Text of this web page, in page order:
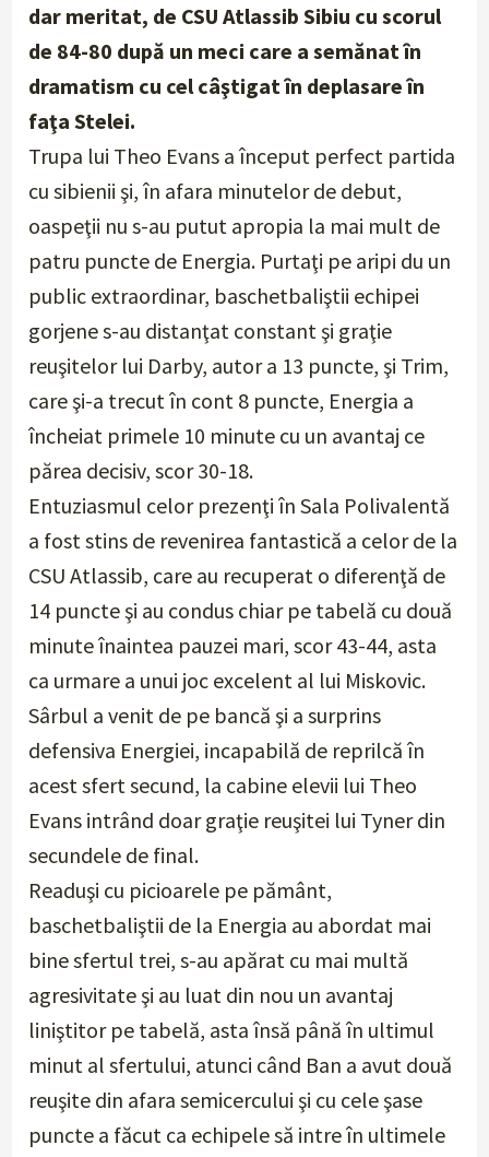
dar meritat, de CSU Atlassib Sibiu cu scorul
de 84-80 după un meci care a semănat în
dramatism cu cel câştigat în deplasare în
faţa Stelei.
Trupa lui Theo Evans a început perfect partida
cu sibienii şi, în afara minutelor de debut,
oaspeţii nu s-au putut apropia la mai mult de
patru puncte de Energia. Purtaţi pe aripi du un
public extraordinar, baschetbaliştii echipei
gorjene s-au distanţat constant şi graţie
reuşitelor lui Darby, autor a 13 puncte, şi Trim,
care şi-a trecut în cont 8 puncte, Energia a
încheiat primele 10 minute cu un avantaj ce
părea decisiv, scor 30-18.
Entuziasmul celor prezenţi în Sala Polivalentă
a fost stins de revenirea fantastică a celor de la
CSU Atlassib, care au recuperat o diferenţă de
14 puncte şi au condus chiar pe tabelă cu două
minute înaintea pauzei mari, scor 43-44, asta
ca urmare a unui joc excelent al lui Miskovic.
Sârbul a venit de pe bancă şi a surprins
defensiva Energiei, incapabilă de reprilcă în
acest sfert secund, la cabine elevii lui Theo
Evans intrând doar graţie reuşitei lui Tyner din
secundele de final.
Readuşi cu picioarele pe pământ,
baschetbaliştii de la Energia au abordat mai
bine sfertul trei, s-au apărat cu mai multă
agresivitate şi au luat din nou un avantaj
liniştitor pe tabelă, asta însă până în ultimul
minut al sfertului, atunci când Ban a avut două
reuşite din afara semicercului şi cu cele şase
puncte a făcut ca echipele să intre în ultimele